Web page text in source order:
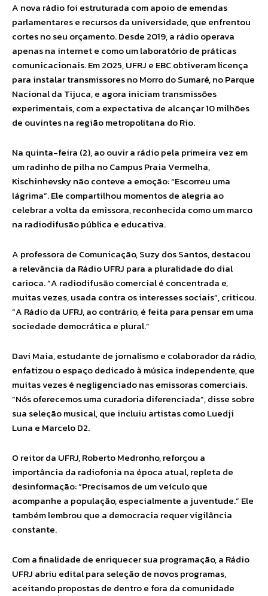
A nova rádio foi estruturada com apoio de emendas
parlamentares e recursos da universidade, que enfrentou
cortes no seu orçamento. Desde 2019, a rádio operava
apenas na internet e como um laboratório de práticas
comunicacionais. Em 2025, UFRJ e EBC obtiveram licença
para instalar transmissores no Morro do Sumaré, no Parque
Nacional da Tijuca, e agora iniciam transmissões
experimentais, com a expectativa de alcançar 10 milhões
de ouvintes na região metropolitana do Rio.
Na quinta-feira (2), ao ouvir a rádio pela primeira vez em
um radinho de pilha no Campus Praia Vermelha,
Kischinhevsky não conteve a emoção: “Escorreu uma
lágrima”. Ele compartilhou momentos de alegria ao
celebrar a volta da emissora, reconhecida como um marco
na radiodifusão pública e educativa.
A professora de Comunicação, Suzy dos Santos, destacou
a relevância da Rádio UFRJ para a pluralidade do dial
carioca. “A radiodifusão comercial é concentrada e,
muitas vezes, usada contra os interesses sociais”, criticou.
“A Rádio da UFRJ, ao contrário, é feita para pensar em uma
sociedade democrática e plural.”
Davi Maia, estudante de jornalismo e colaborador da rádio,
enfatizou o espaço dedicado à música independente, que
muitas vezes é negligenciado nas emissoras comerciais.
“Nós oferecemos uma curadoria diferenciada”, disse sobre
sua seleção musical, que incluiu artistas como Luedji
Luna e Marcelo D2.
O reitor da UFRJ, Roberto Medronho, reforçou a
importância da radiofonia na época atual, repleta de
desinformação: “Precisamos de um veículo que
acompanhe a população, especialmente a juventude.” Ele
também lembrou que a democracia requer vigilância
constante.
Com a finalidade de enriquecer sua programação, a Rádio
UFRJ abriu edital para seleção de novos programas,
aceitando propostas de dentro e fora da comunidade